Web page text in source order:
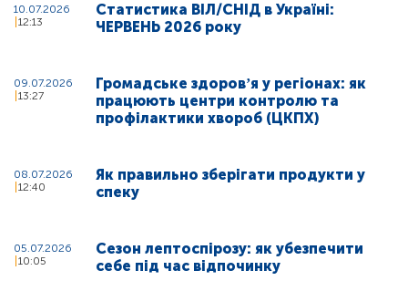
10.07.2026
12:13
Статистика ВІЛ/СНІД в Україні:
ЧЕРВЕНЬ 2026 року
09.07.2026
13:27
Громадське здоровʼя у регіонах: як
працюють центри контролю та
профілактики хвороб (ЦКПХ)
08.07.2026
12:40
Як правильно зберігати продукти у
спеку
05.07.2026
10:05
Сезон лептоспірозу: як убезпечити
себе під час відпочинку